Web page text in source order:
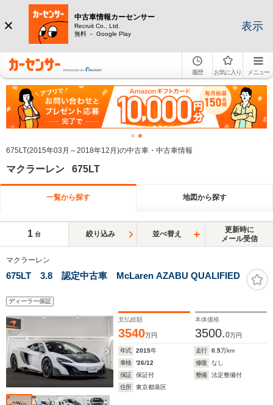
中古車情報カーセンサー
Recruit Co., Ltd.
無料 － Google Play
表示
履歴 お気に入り メニュー
675LT(2015年03月～2018年12月)の中古車・中古車情報
マクラーレン 675LT
一覧から探す 地図から探す
1 台 絞り込み 並べ替え
更新時に
メール受信
マクラーレン
675LT 3.8 認定中古車 McLaren AZABU QUALIFIED
ディーラー保証
支払総額
3540万円
本体価格
3500.0万円
年式 2015年 走行 0.5万km
車検
'26/12 修復
なし
保証
保証付 整備
法定整備付
住所
東京都港区